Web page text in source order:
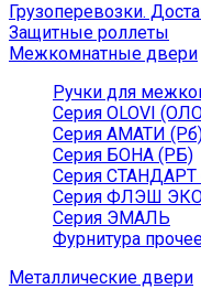
Грузоперевозки.
Защитные роллеты
Межкомнатные двери
Ручки для
Серия OLOVI
Серия АМАТИ
Серия БОНА (РБ)
Серия СТАНДАРТ
Серия ФЛЭШ
Серия ЭМАЛЬ
Фурнитура
Металлические двери